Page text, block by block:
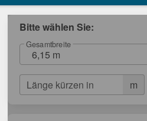
Bitte wählen Sie:
Gesamtbreite
6,15 m
m
Länge kürzen in